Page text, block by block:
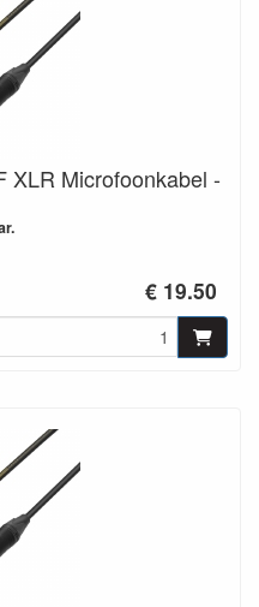
XLR Microfoonkabel -
€ 19.50